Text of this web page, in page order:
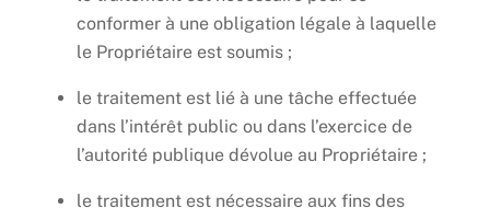
conformer à une obligation légale à laquelle
le Propriétaire est soumis ;
le traitement est lié à une tâche effectuée
dans l’intérêt public ou dans l’exercice de
l’autorité publique dévolue au Propriétaire ;
le traitement est nécessaire aux fins des